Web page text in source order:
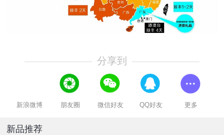
分享到
新浪微博 朋友圈 微信好友 QQ好友 更多
新品推荐